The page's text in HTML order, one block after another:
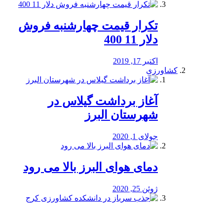
تکرار قیمت چهارشنبه فروش
دلار 11 400
اکتبر 17, 2019
کشاورزی
آغاز برداشت گیلاس در
شهرستان البرز
جولای 1, 2020
دمای هوای البرز بالا می رود
ژوئن 25, 2020